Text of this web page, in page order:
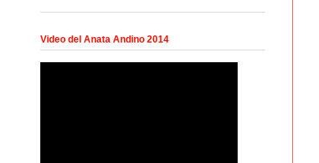
Video del Anata Andino 2014